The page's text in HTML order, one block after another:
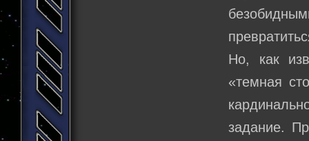
Но, как
«темная
задание.